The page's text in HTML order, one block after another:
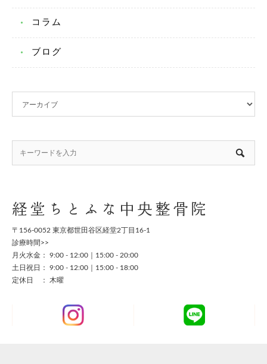
コラム
ブログ
経堂ちとふな中央整骨院
〒156-0052 東京都世田谷区経堂2丁目16-1
診療時間>>
月火水金： 9:00 - 12:00｜15:00 - 20:00
土日祝日： 9:00 - 12:00｜15:00 - 18:00
定休日 ： 木曜